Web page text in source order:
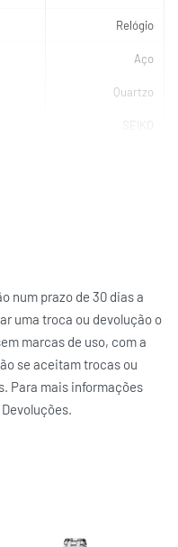
Relógio
Aço
Quartzo
num prazo de 30 dias a
uma troca ou devolução o
marcas de uso, com a
se aceitam trocas ou
Para mais informações